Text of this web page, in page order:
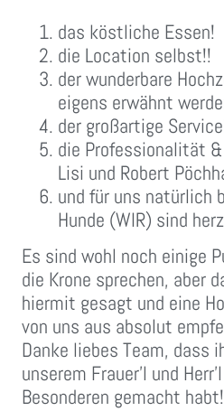
das köstliche Essen!
die Location selbst!!
der wunderbare
eigens erwähnt
der großartige
die Professionalität
Lisi und Robert
und für uns natürlich
Hunde (WIR) sind
Es sind wohl noch einige
die Krone sprechen, aber
hiermit gesagt und eine
von uns aus absolut
Danke liebes Team, dass
unserem Frauer’l und
Besonderen gemacht habt!